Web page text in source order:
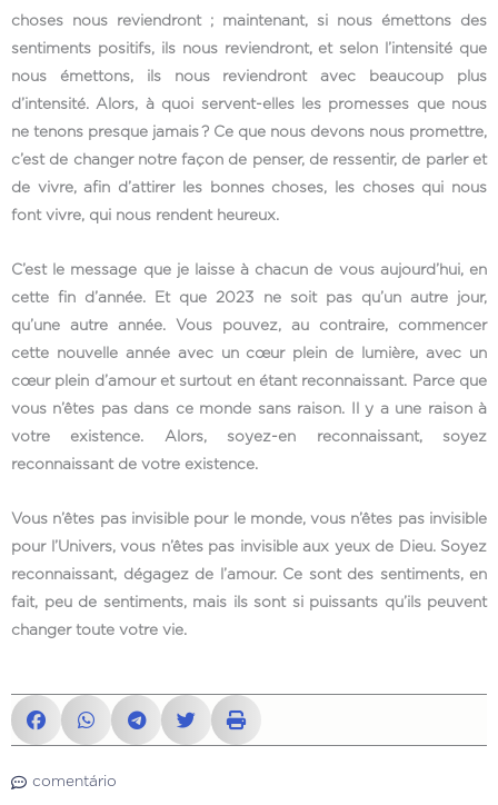
choses nous reviendront ; maintenant, si nous émettons des
sentiments positifs, ils nous reviendront, et selon l’intensité que
nous émettons, ils nous reviendront avec beaucoup plus
d’intensité. Alors, à quoi servent-elles les promesses que nous
ne tenons presque jamais ? Ce que nous devons nous promettre,
c’est de changer notre façon de penser, de ressentir, de parler et
de vivre, afin d’attirer les bonnes choses, les choses qui nous
font vivre, qui nous rendent heureux.
C’est le message que je laisse à chacun de vous aujourd’hui, en
cette fin d’année. Et que 2023 ne soit pas qu’un autre jour,
qu’une autre année. Vous pouvez, au contraire, commencer
cette nouvelle année avec un cœur plein de lumière, avec un
cœur plein d’amour et surtout en étant reconnaissant. Parce que
vous n’êtes pas dans ce monde sans raison. Il y a une raison à
votre existence. Alors, soyez-en reconnaissant, soyez
reconnaissant de votre existence.
Vous n’êtes pas invisible pour le monde, vous n’êtes pas invisible
pour l’Univers, vous n’êtes pas invisible aux yeux de Dieu. Soyez
reconnaissant, dégagez de l’amour. Ce sont des sentiments, en
fait, peu de sentiments, mais ils sont si puissants qu’ils peuvent
changer toute votre vie.
comentário